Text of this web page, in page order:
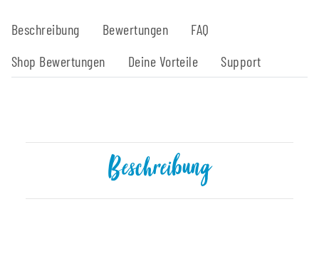
Beschreibung Bewertungen
FAQ
Shop Bewertungen
Deine Vorteile Support
Beschreibung